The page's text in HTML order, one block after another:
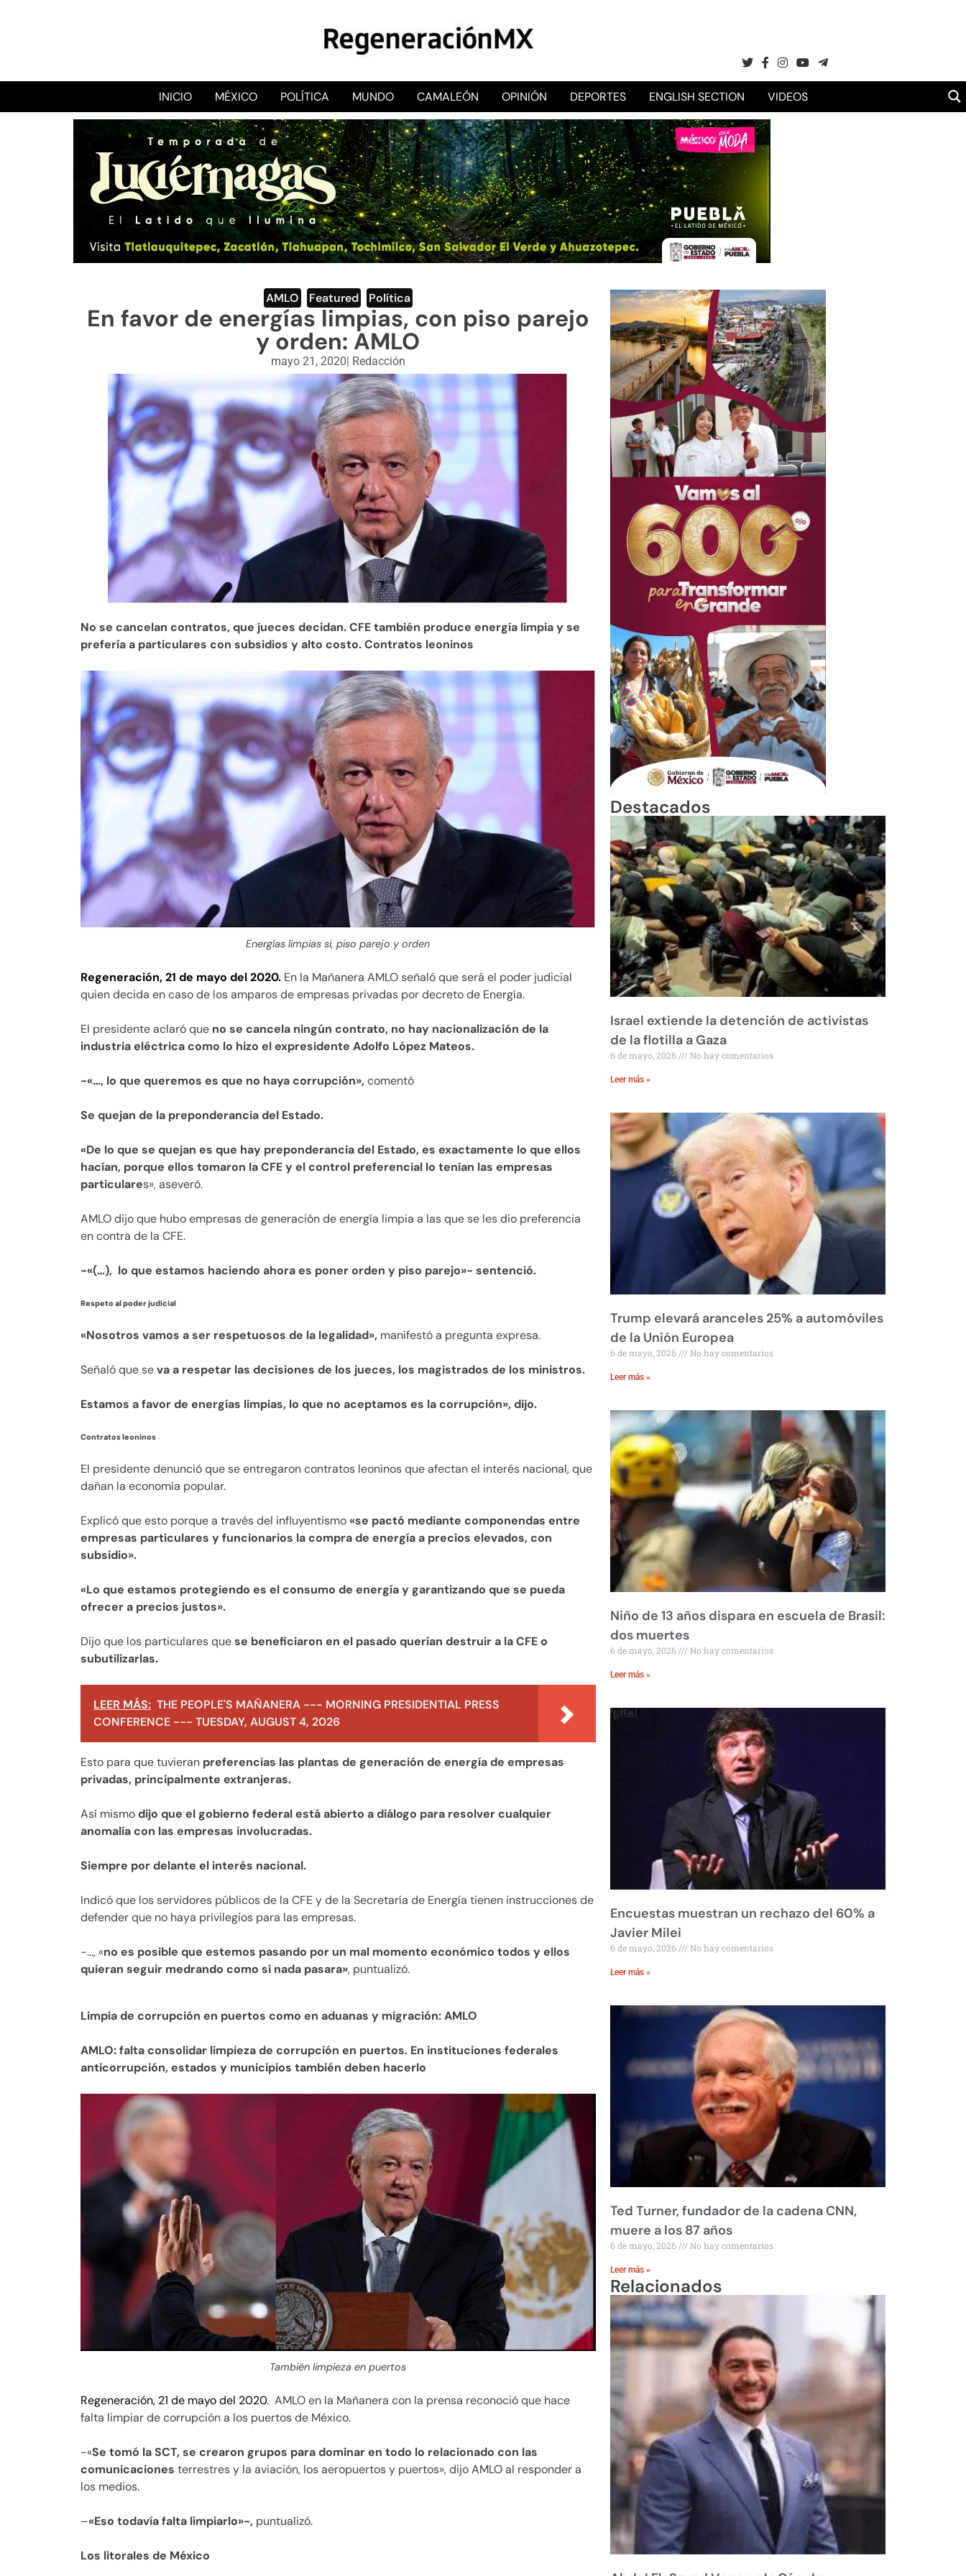
RegeneraciónMX
Sitio de noticias libre e independiente
INICIO MÉXICO POLÍTICA MUNDO CAMALEÓN OPINIÓN DEPORTES ENGLISH SECTION VIDEOS
AMLO Featured Política
En favor de energías limpias, con piso parejo
y orden: AMLO
mayo 21, 2020 Redacción
No se cancelan contratos, que jueces decidan. CFE también produce energía limpia y se
prefería a particulares con subsidios y alto costo. Contratos leoninos
Energías limpias si, piso parejo y orden
Regeneración, 21 de mayo del 2020. En la Mañanera AMLO señaló que será el poder judicial
quien decida en caso de los amparos de empresas privadas por decreto de Energía.
El presidente aclaró que no se cancela ningún contrato, no hay nacionalización de la
industria eléctrica como lo hizo el expresidente Adolfo López Mateos.
-«…, lo que queremos es que no haya corrupción», comentó
Se quejan de la preponderancia del Estado.
«De lo que se quejan es que hay preponderancia del Estado, es exactamente lo que ellos
hacían, porque ellos tomaron la CFE y el control preferencial lo tenían las empresas
particulares», aseveró.
AMLO dijo que hubo empresas de generación de energía limpia a las que se les dio preferencia
en contra de la CFE.
-«(…), lo que estamos haciendo ahora es poner orden y piso parejo»- sentenció.
Respeto al poder judicial
«Nosotros vamos a ser respetuosos de la legalidad», manifestó a pregunta expresa.
Señaló que seva a respetar las decisiones de los jueces, los magistrados de los ministros.
Estamos a favor de energías limpias, lo que no aceptamos es la corrupción», dijo.
Contratos leoninos
El presidente denunció que se entregaron contratos leoninos que afectan el interés nacional, que
dañan la economía popular.
Explicó que esto porque a través del influyentismo«se pactó mediante componendas entre
empresas particulares y funcionarios la compra de energía a precios elevados, con
subsidio».
«Lo que estamos protegiendo es el consumo de energía y garantizando que se pueda
ofrecer a precios justos».
Dijo que los particulares quese beneficiaron en el pasado querían destruir a la CFE o
subutilizarlas.
LEER MÁS: THE PEOPLE'S MAÑANERA --- MORNING PRESIDENTIAL PRESS
CONFERENCE --- TUESDAY, AUGUST 4, 2026
Esto para que tuvieran preferencias las plantas de generación de energía de empresas
privadas, principalmente extranjeras.
Así mismodijo que el gobierno federal está abierto a diálogo para resolver cualquier
anomalía con las empresas involucradas.
Siempre por delante el interés nacional.
Indicó que los servidores públicos de la CFE y de la Secretaría de Energía tienen instrucciones de
defender que no haya privilegios para las empresas.
-…, «no es posible que estemos pasando por un mal momento económico todos y ellos
quieran seguir medrando como si nada pasara», puntualizó.
Limpia de corrupción en puertos como en aduanas y migración: AMLO
AMLO: falta consolidar limpieza de corrupción en puertos. En instituciones federales
anticorrupción, estados y municipios también deben hacerlo
También limpieza en puertos
Regeneración, 21 de mayo del 2020. AMLO en la Mañanera con la prensa reconoció que hace
falta limpiar de corrupción a los puertos de México.
-«Se tomó la SCT, se crearon grupos para dominar en todo lo relacionado con las
comunicaciones terrestres y la aviación, los aeropuertos y puertos», dijo AMLO al responder a
los medios.
–«Eso todavía falta limpiarlo»-, puntualizó.
Los litorales de México
Destacados
Israel extiende la detención de activistas
de la flotilla a Gaza
6 de mayo, 2026 No hay comentarios
Leer más »
Trump elevará aranceles 25% a automóviles
de la Unión Europea
6 de mayo, 2026 No hay comentarios
Leer más »
Niño de 13 años dispara en escuela de Brasil:
dos muertes
6 de mayo, 2026 No hay comentarios
Leer más »
Encuestas muestran un rechazo del 60% a
Javier Milei
6 de mayo, 2026 No hay comentarios
Leer más »
Ted Turner, fundador de la cadena CNN,
muere a los 87 años
6 de mayo, 2026 No hay comentarios
Leer más »
Relacionados